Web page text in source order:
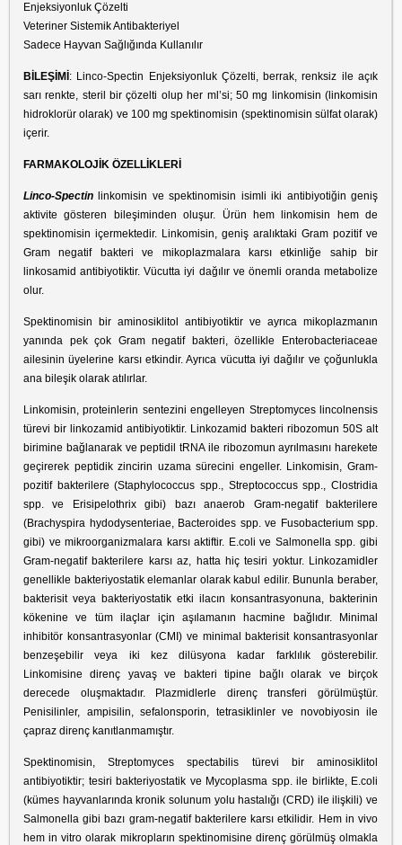
Enjeksiyonluk Çözelti
Veteriner Sistemik Antibakteriyel
Sadece Hayvan Sağlığında Kullanılır
BİLEŞİMİ : Linco-Spectin Enjeksiyonluk Çözelti, berrak, renksiz ile açık
sarı renkte, steril bir çözelti olup her ml’si; 50 mg linkomisin (linkomisin
hidroklorür olarak) ve 100 mg spektinomisin (spektinomisin sülfat olarak)
içerir.
FARMAKOLOJİK ÖZELLİKLERİ
Linco-Spectin linkomisin ve spektinomisin isimli iki antibiyotiğin geniş
aktivite gösteren bileşiminden oluşur. Ürün hem linkomisin hem de
spektinomisin içermektedir. Linkomisin, geniş aralıktaki Gram pozitif ve
Gram negatif bakteri ve mikoplazmalara karsı etkinliğe sahip bir
linkosamid antibiyotiktir. Vücutta iyi dağılır ve önemli oranda metabolize
olur.
Spektinomisin bir aminosiklitol antibiyotiktir ve ayrıca mikoplazmanın
yanında pek çok Gram negatif bakteri, özellikle Enterobacteriaceae
ailesinin üyelerine karsı etkindir. Ayrıca vücutta iyi dağılır ve çoğunlukla
ana bileşik olarak atılırlar.
Linkomisin, proteinlerin sentezini engelleyen Streptomyces lincolnensis
türevi bir linkozamid antibiyotiktir. Linkozamid bakteri ribozomun 50S alt
birimine bağlanarak ve peptidil tRNA ile ribozomun ayrılmasını harekete
geçirerek peptidik zincirin uzama sürecini engeller. Linkomisin, Gram-
pozitif bakterilere (Staphylococcus spp., Streptococcus spp., Clostridia
spp. ve Erisipelothrix gibi) bazı anaerob Gram-negatif bakterilere
(Brachyspira hydodysenteriae, Bacteroides spp. ve Fusobacterium spp.
gibi) ve mikroorganizmalara karsı aktiftir. E.coli ve Salmonella spp. gibi
Gram-negatif bakterilere karsı az, hatta hiç tesiri yoktur. Linkozamidler
genellikle bakteriyostatik elemanlar olarak kabul edilir. Bununla beraber,
bakterisit veya bakteriyostatik etki ilacın konsantrasyonuna, bakterinin
kökenine ve tüm ilaçlar için aşılamanın hacmine bağlıdır. Minimal
inhibitör konsantrasyonlar (CMI) ve minimal bakterisit konsantrasyonlar
benzeşebilir veya iki kez dilüsyona kadar farklılık gösterebilir.
Linkomisine direnç yavaş ve bakteri tipine bağlı olarak ve birçok
derecede oluşmaktadır. Plazmidlerle direnç transferi görülmüştür.
Penisilinler, ampisilin, sefalonsporin, tetrasiklinler ve novobiyosin ile
çapraz direnç kanıtlanmamıştır.
Spektinomisin, Streptomyces spectabilis türevi bir aminosiklitol
antibiyotiktir; tesiri bakteriyostatik ve Mycoplasma spp. ile birlikte, E.coli
(kümes hayvanlarında kronik solunum yolu hastalığı (CRD) ile ilişkili) ve
Salmonella gibi bazı gram-negatif bakterilere karsı etkilidir. Hem in vivo
hem in vitro olarak mikropların spektinomisine direnç görülmüş olmakla